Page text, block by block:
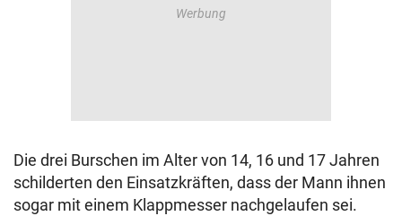
Die drei Burschen im Alter von 14, 16 und 17 Jahren
schilderten den Einsatzkräften, dass der Mann ihnen
sogar mit einem Klappmesser nachgelaufen sei.